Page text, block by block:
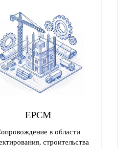
EPCM
в области
строительства